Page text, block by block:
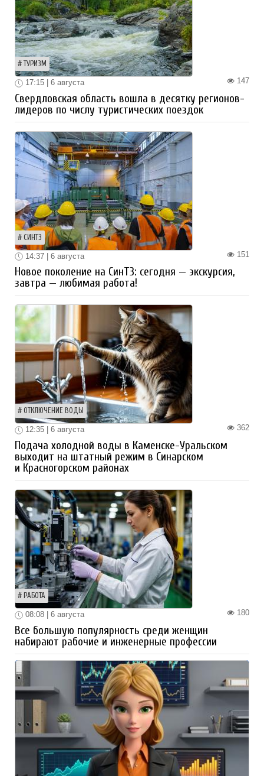
ТУРИЗМ
147
17:15 | 6 августа
Свердловская область вошла в десятку регионов-
лидеров по числу туристических поездок
СИНТЗ
151
14:37 | 6 августа
Новое поколение на СинТЗ: сегодня — экскурсия,
завтра — любимая работа!
ОТКЛЮЧЕНИЕ ВОДЫ
362
12:35 | 6 августа
Подача холодной воды в Каменске-Уральском
выходит на штатный режим в Синарском
и Красногорском районах
РАБОТА
180
08:08 | 6 августа
Все большую популярность среди женщин
набирают рабочие и инженерные профессии